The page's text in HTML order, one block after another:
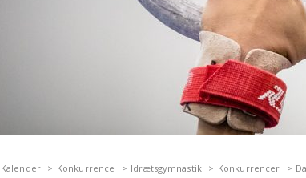
Kalender Konkurrence Idrætsgymnastik Konkurrencer